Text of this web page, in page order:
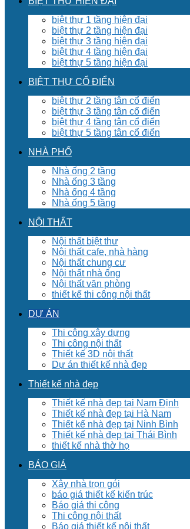
biệt thự 1 tầng hiện đại
biệt thự 2 tầng hiện đại
biệt thự 3 tầng hiện đại
biệt thự 4 tầng hiện đại
biệt thự 5 tầng hiện đại
BIỆT THỰ CỔ ĐIỂN
biệt thự 2 tầng tân cổ điển
biệt thự 3 tầng tân cổ điển
biệt thự 4 tầng tân cổ điển
biệt thự 5 tầng tân cổ điển
NHÀ PHỐ
Nhà ống 2 tầng
Nhà ống 3 tầng
Nhà ống 4 tầng
Nhà ống 5 tầng
NỘI THẤT
Nội thất biệt thư
Nội thất cafe, nhà hàng
Nội thất chung cư
Nội thất nhà ống
Nội thất văn phòng
thiết kế thi công nội thất
DỰ ÁN
Thi công xây dựng
Thi công nội thất
Thiết kế 3D nội thất
Dự án thiết kế nhà đẹp
Thiết kế nhà đẹp
Thiết kế nhà đẹp tại Nam Định
Thiết kế nhà đẹp tại Hà Nam
Thiết kế nhà đẹp tại Ninh Bình
Thiết kế nhà đẹp tại Thái Bình
thiết kế nhà thờ họ
BÁO GIÁ
Xây nhà trọn gói
báo giá thiết kế kiến trúc
Báo giá thi công
Thi công nội thất
Báo giá thiết kế nội thất